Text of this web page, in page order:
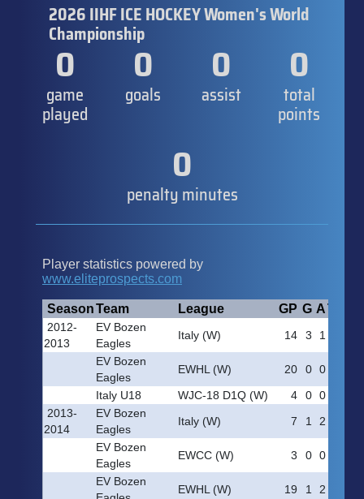
2026 IIHF ICE HOCKEY Women's World
Championship
0
game
played
0
goals
0
assist
0
total
points
0
penalty minutes